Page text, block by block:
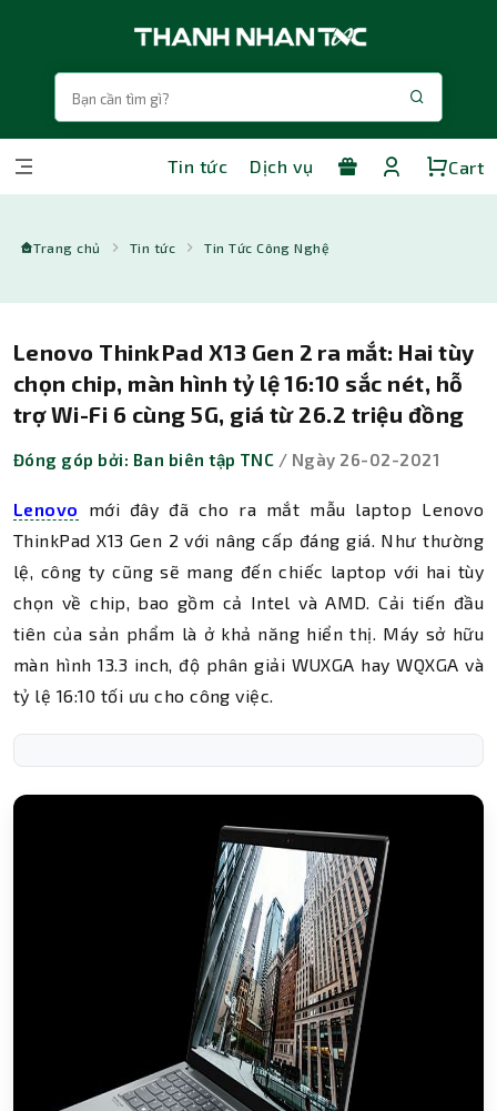
Tin tức Dịch vụ Cart
Trang chủ Tin tức Tin Tức Công Nghệ
Lenovo ThinkPad X13 Gen 2 ra mắt: Hai tùy
chọn chip, màn hình tỷ lệ 16:10 sắc nét, hỗ
trợ Wi-Fi 6 cùng 5G, giá từ 26.2 triệu đồng
Đóng góp bởi: Ban biên tập TNC / Ngày 26-02-2021
Lenovo mới đây đã cho ra mắt mẫu laptop Lenovo
ThinkPad X13 Gen 2 với nâng cấp đáng giá. Như thường
lệ, công ty cũng sẽ mang đến chiếc laptop với hai tùy
chọn về chip, bao gồm cả Intel và AMD. Cải tiến đầu
tiên của sản phẩm là ở khả năng hiển thị. Máy sở hữu
màn hình 13.3 inch, độ phân giải WUXGA hay WQXGA và
tỷ lệ 16:10 tối ưu cho công việc.